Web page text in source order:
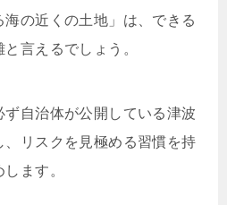
海の近くの土地」は、できる
言えるでしょう。
自治体が公開している津波
リスクを見極める習慣を持
ます。